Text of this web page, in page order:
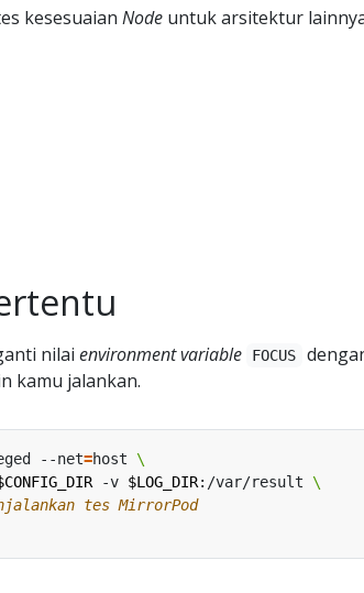
kesesuaian Node untuk arsitektur
nilai environment variable FOCUS
kamu jalankan.
--net=host
-v $LOG_DIR:/var/result
tes MirrorPod